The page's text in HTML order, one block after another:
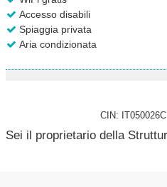
Accesso disabili
Spiaggia privata
Aria condizionata
CIN:
Sei il proprietario della